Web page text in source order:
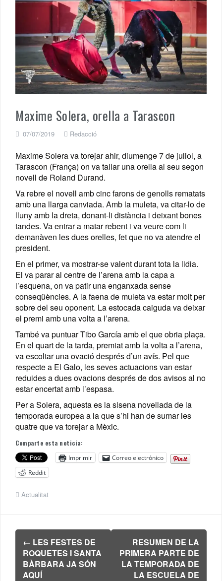
Maxime Solera, orella a Tarascon
07/07/2019 Redacció
Maxime Solera va torejar ahir, diumenge 7 de juliol, a
Tarascon (França) on va tallar una orella al seu segon
novell de Roland Durand.
Va rebre el novell amb cinc farons de genolls rematats
amb una llarga canviada. Amb la muleta, va citar-lo de
lluny amb la dreta, donant-li distància i deixant bones
tandes. Va entrar a matar rebent i va veure com li
demanàven les dues orelles, fet que no va atendre el
president.
En el primer, va mostrar-se valent durant tota la lidia.
El va parar al centre de l’arena amb la capa a
l’esquena, on va patir una enganxada sense
conseqüències. A la faena de muleta va estar molt per
sobre del seu oponent. La estocada caiguda va deixar
el premi amb una volta a l’arena.
També va puntuar Tibo García amb el que obria plaça.
En el quart de la tarda, premiat amb la volta a l’arena,
va escoltar una ovació després d’un avís. Pel que
respecte a El Galo, les seves actuacions van estar
reduides a dues ovacions després de dos avisos al no
estar encertat amb l’espasa.
Per a Solera, aquesta es la sisena novellada de la
temporada europea a la que s’hi han de sumar les
quatre que va torejar a Mèxic.
Comparte esta noticia:
Imprimir
Correo electrónico
Reddit
Actualitat
Navegación
de
entradas
← LES FESTES DE
ROQUETES I SANTA
BÀRBARA JA SÓN
AQUÍ
RESUMEN DE LA
PRIMERA PARTE DE
LA TEMPORADA DE
LA ESCUELA DE